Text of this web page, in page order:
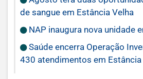
de sangue em Estância Velha
NAP inaugura nova unidade
Saúde encerra Operação
430 atendimentos em Estância